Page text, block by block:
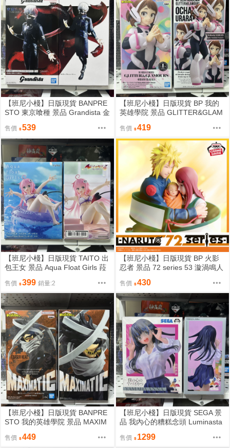
【班尼小棧】日版現貨 BANPRE
STO 東京喰種 景品 Grandista 金
售價 539
【班尼小棧】日版現貨 BP 我的
英雄學院 景品 GLITTER&GLAM
售價 419
【班尼小棧】日版現貨 TAITO 出
包王女 景品 Aqua Float Girls 菈
售價 399 銷量:2
【班尼小棧】日版現貨 BP 火影
忍者 景品 72 series 53 漩渦鳴人
售價 430
【班尼小棧】日版現貨 BANPRE
STO 我的英雄學院 景品 MAXIM
售價 449
【班尼小棧】日版現貨 SEGA 景
品 我內心的糟糕念頭 Luminasta
售價 1299